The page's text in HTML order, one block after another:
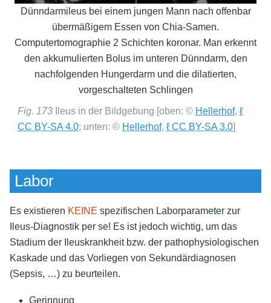
Dünndarmileus bei einem jungen Mann nach offenbar
übermäßigem Essen von Chia-Samen.
Computertomographie 2 Schichten koronar. Man erkennt
den akkumulierten Bolus im unteren Dünndarm, den
nachfolgenden Hungerdarm und die dilatierten,
vorgeschalteten Schlingen
Fig. 173 Ileus in der Bildgebung [oben: © Hellerhof, ℓ
CC BY-SA 4.0; unten: © Hellerhof, ℓ CC BY-SA 3.0]
Labor
Es existieren KEINE spezifischen Laborparameter zur
Ileus-Diagnostik per se! Es ist jedoch wichtig, um das
Stadium der Ileuskrankheit bzw. der pathophysiologischen
Kaskade und das Vorliegen von Sekundärdiagnosen
(Sepsis, …) zu beurteilen.
Gerinnung